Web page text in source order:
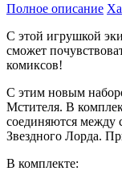
Полное описание
С этой игрушкой
сможет
комиксов!
С этим новым
Мстителя. В
соединяются между
Звездного Лорда.
В комплекте: